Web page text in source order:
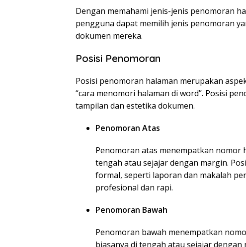
Dengan memahami jenis-jenis penomoran
pengguna dapat memilih jenis penomoran
dokumen mereka.
Posisi Penomoran
Posisi penomoran halaman merupakan
“cara menomori halaman di word”. Posisi
tampilan dan estetika dokumen.
Penomoran Atas
Penomoran atas menempatkan nomor
tengah atau sejajar dengan margin.
formal, seperti laporan dan makalah
profesional dan rapi.
Penomoran Bawah
Penomoran bawah menempatkan
biasanya di tengah atau sejajar